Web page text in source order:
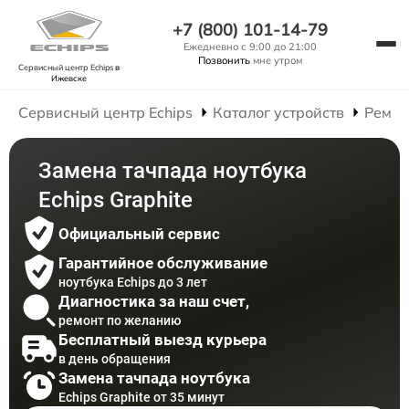
Сервисный центр Echipsв
Ижевске
+7 (800) 101-14-79
Ежедневно с 9:00 до 21:00
Позвонить мне утром
Сервисный центр Echips Каталог устройств
Замена тачпада ноутбука
Echips Graphite
Официальный сервис
Гарантийное обслуживание
ноутбука Echips до 3 лет
Диагностика за наш счет,
ремонт по желанию
Бесплатный выезд курьера
в день обращения
Замена тачпада ноутбука
Echips Graphite от 35 минут